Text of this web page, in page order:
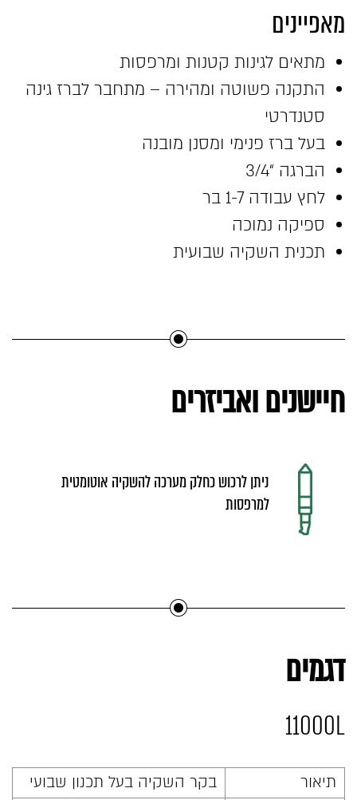
מאפיינים
מתאים לגינות קטנות ומרפסות
התקנה פשוטה ומהירה – מתחבר לברז גינה
סטנדרטי
בעל ברז פנימי ומסנן מובנה
הברגה “3/4
לחץ עבודה 1-7 בר
ספיקה נמוכה
תכנית השקיה שבועית
חיישנים ואביזרים
ניתן לרכוש כחלק מערכה להשקיה אוטומטית
למרפסות
דגמים
11000L
תיאור בקר השקיה בעל תכנון שבועי